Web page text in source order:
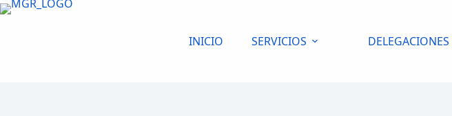
Saltar
INICIO SERVICIOS DELEGACIONES